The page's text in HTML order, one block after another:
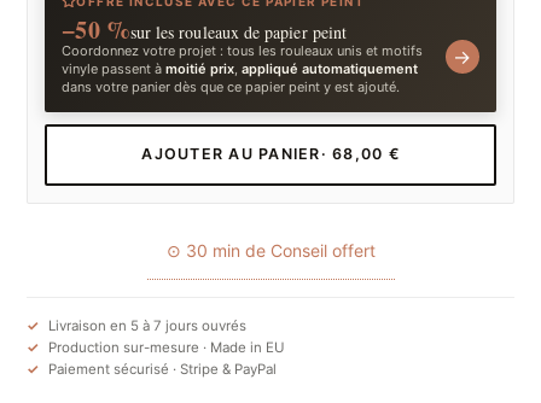
−50 %sur les rouleaux de papier peint
Coordonnez votre projet : tous les rouleaux unis et motifs
vinyle passent àmoitié prix,appliqué automatiquement
dans votre panier dès que ce papier peint y est ajouté.
→
AJOUTER AU PANIER · 68,00 €
⊙ 30 min de Conseil offert
Livraison en 5 à 7 jours ouvrés
Production sur-mesure · Made in EU
Paiement sécurisé · Stripe & PayPal